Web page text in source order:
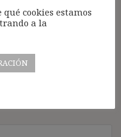
no será publicada.
con
cookies estamos
a la